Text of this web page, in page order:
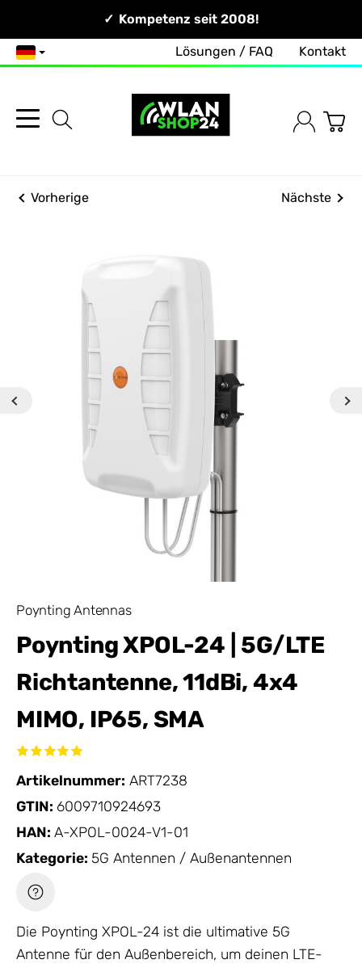
Persönlich & Erreichbar!Kompetenz seit 2008!
Deutsch Lösungen / FAQ Kontakt
Vorherige Nächste
Poynting Antennas
Poynting XPOL-24 | 5G/LTE
Richtantenne, 11dBi, 4x4
MIMO, IP65, SMA
Artikelnummer: ART7238
GTIN: 6009710924693
HAN: A-XPOL-0024-V1-01
Kategorie: 5G Antennen / Außenantennen
Die Poynting XPOL-24 ist die ultimative 5G
Antenne für den Außenbereich, um deinen LTE-